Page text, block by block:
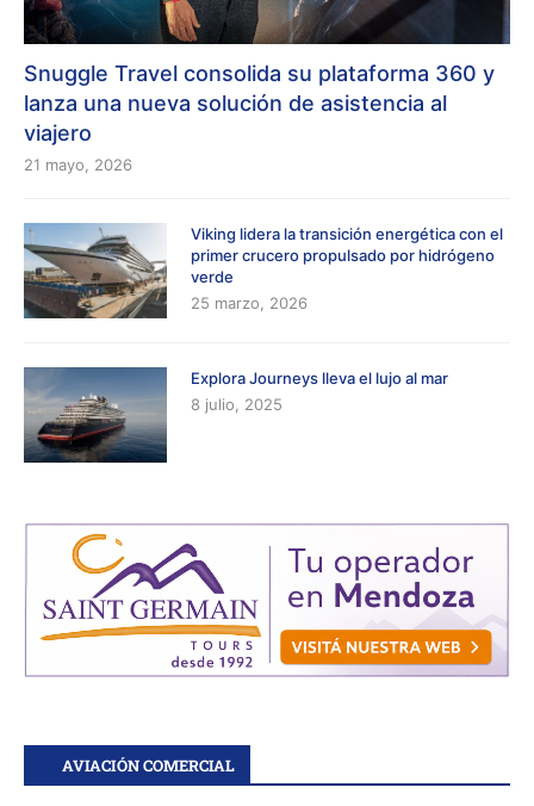
Snuggle Travel consolida su plataforma 360 y
lanza una nueva solución de asistencia al
viajero
21 mayo, 2026
Viking lidera la transición energética con el
primer crucero propulsado por hidrógeno
verde
25 marzo, 2026
Explora Journeys lleva el lujo al mar
8 julio, 2025
AVIACIÓN COMERCIAL